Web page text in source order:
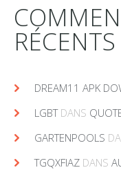
RÉCENTS
DREAM11 APK
LGBTDANS
GARTENPOOLS
TGQXFIAZ DANS